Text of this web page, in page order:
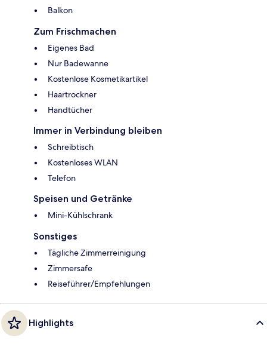
Balkon
Zum Frischmachen
Eigenes Bad
Nur Badewanne
Kostenlose Kosmetikartikel
Haartrockner
Handtücher
Immer in Verbindung bleiben
Schreibtisch
Kostenloses WLAN
Telefon
Speisen und Getränke
Mini-Kühlschrank
Sonstiges
Tägliche Zimmerreinigung
Zimmersafe
Reiseführer/Empfehlungen
Highlights